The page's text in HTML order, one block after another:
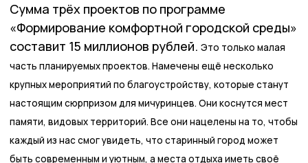
Сумма трёх проектов по программе
«Формирование комфортной городской среды»
составит 15 миллионов рублей. Это только малая
часть планируемых проектов. Намечены ещё несколько
крупных мероприятий по благоустройству, которые станут
настоящим сюрпризом для мичуринцев. Они коснутся мест
памяти, видовых территорий. Все они нацелены на то, чтобы
каждый из нас смог увидеть, что старинный город может
быть современным и уютным, а места отдыха иметь своё